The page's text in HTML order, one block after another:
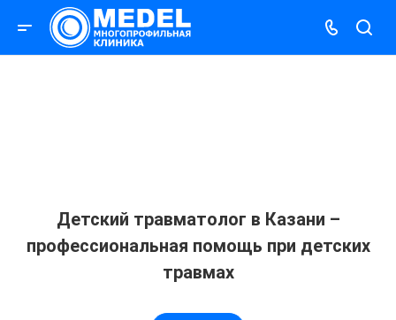
Детский травматолог в Казани –
профессиональная помощь при детских
травмах